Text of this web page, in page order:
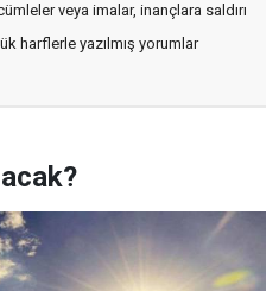
veya imalar, inançlara saldırı
harflerle yazılmış yorumlar